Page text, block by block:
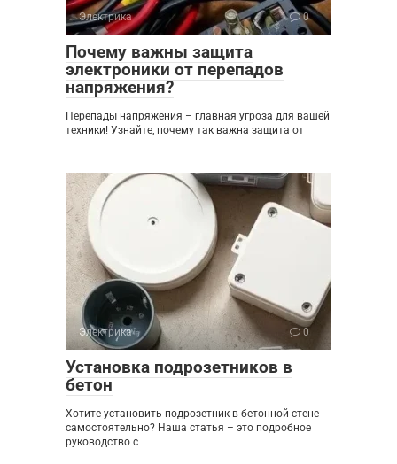
Электрика 0
Почему важны защита
электроники от перепадов
напряжения?
Перепады напряжения – главная угроза для вашей
техники! Узнайте, почему так важна защита от
Электрика 0
Установка подрозетников в
бетон
Хотите установить подрозетник в бетонной стене
самостоятельно? Наша статья – это подробное
руководство с